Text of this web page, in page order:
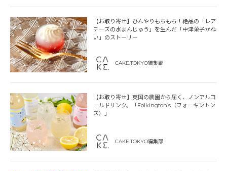
【お取り寄せ】ひんやりもちもち！絶品の「レア
チーズの水まんじゅう」を生んだ「中津菓子かね
い」のストーリー
CAKE.TOKYO編集部
【お取り寄せ】英国の農園から届く、ノンアルコ
ールドリンク。「Folkington’s（フォーキントン
ズ）」
CAKE.TOKYO編集部